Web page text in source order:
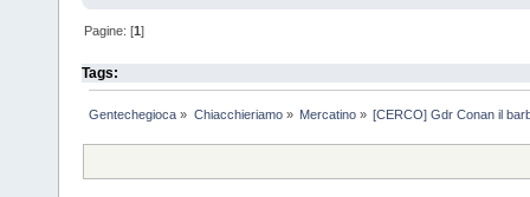
Pagine: [1]
Tags:
Gentechegioca » Chiacchieriamo» Mercatino» [CERCO] Gdr Conan il